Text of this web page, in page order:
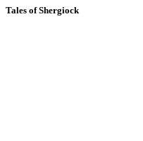
Tales of Shergiock